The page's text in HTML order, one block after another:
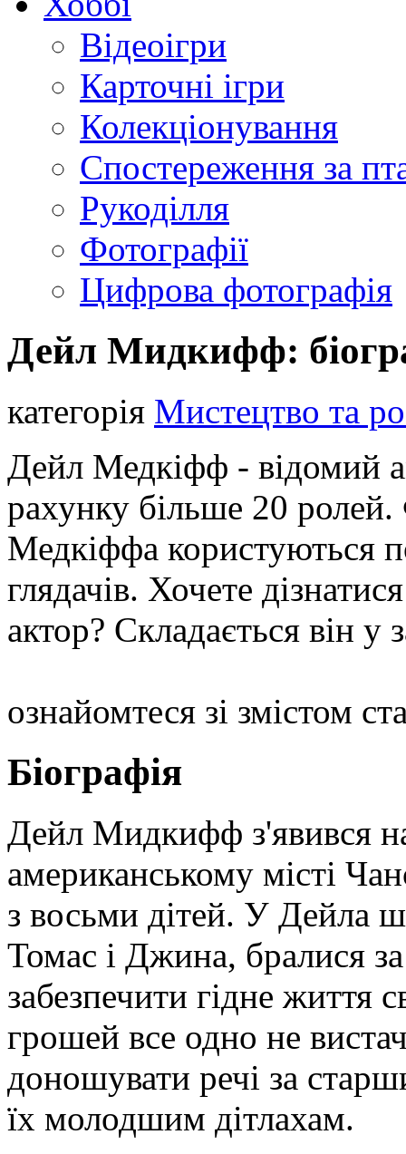
Відеоігри
Карточні ігри
Колекціонування
Спостереження за
Рукоділля
Фотографії
Цифрова фотографія
Дейл Мидкифф:
категорія Мистецтво та
Дейл Медкіфф - відомий
рахунку більше 20
Медкіффа користуються
глядачів. Хочете
актор? Складається він
ознайомтеся зі змістом
Біографія
Дейл Мидкифф з'явився
американському місті
з восьми дітей. У Дейла
Томас і Джина, бралися
забезпечити гідне життя
грошей все одно не
доношувати речі за
їх молодшим дітлахам.